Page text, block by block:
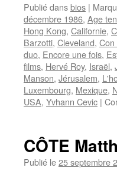
Publié dansbios |
décembre 1986, Age
Hong Kong, Californie,
Barzotti, Cleveland,
duo, Encore une fois,
films, Hervé Roy, Israël,
Manson, Jérusalem,
Luxembourg, Mexique,
USA, Yvhann Cevic |
CÔTE
Publié le25 septembre